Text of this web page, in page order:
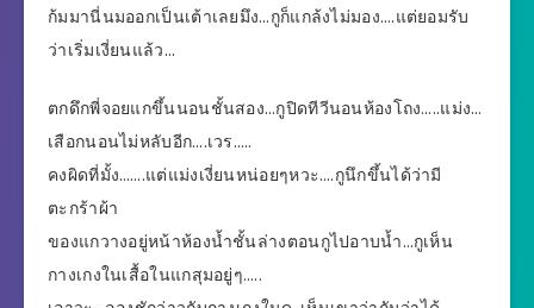
ก้มมานี่นมออกเป็นเต้าเลยมึง…กูก็แกล้งไม่มอง….แต่ยอมรับ
ว่าเริ่มเงี่ยนแล้ว…
ตกดึกพี่จอยแกขึ้นนอนชั้นสอง…กูปิดทีวีนอนห้องโถง…..แม่ง…
เสือกนอนไม่หลับอีก….เวร…..
คงผิดที่มั้ง…….แต่แม่งเงี่ยนหน่อยๆหวะ….กูนึกขึ้นได้ว่ามี
ตะกร้าผ้า
ของแกวางอยู่หน้าห้องน้ำชั้นล่างตอนกูไปอาบน้ำ…กูเห็น
กางเกงในเสื้อในแกสุมอยู่ๆ…..